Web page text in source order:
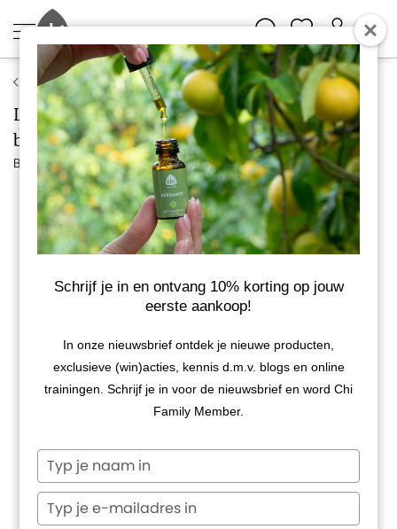
Bach bloesem druppels
Ladrome No 37 Ijzerhard bachbloesem,
biologisch
Bekijk meer van Ladrome
BIO
Schrijf je in en ontvang 10% korting op jouw
eerste aankoop!
In onze nieuwsbrief ontdek je nieuwe producten,
exclusieve (win)acties, kennis d.m.v. blogs en online
trainingen. Schrijf je in voor de nieuwsbrief en word Chi
Family Member.
Typ
je
naam
Typ
je